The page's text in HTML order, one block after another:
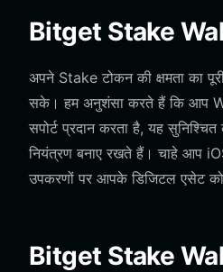
Bitget Stake
अपने Stake टोकन की क्षमता का
सके। हम अनुशंसा करते हैं कि आप
सपोर्ट प्रदान करता है, यह
नियंत्रण बनाए रखते हैं। चाहे आप
उपकरणों पर आपके डिजिटल एसेट
Bitget Stake